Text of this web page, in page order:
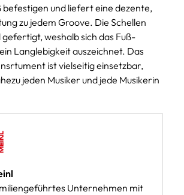
befestigen und liefert eine dezente,
zu jedem Groove. Die Schellen
gefertigt, weshalb sich das Fuß-
Langlebigkeit auszeichnet. Das
ist vielseitig einsetzbar,
jeden Musiker und jede Musikerin
Unternehmen mit